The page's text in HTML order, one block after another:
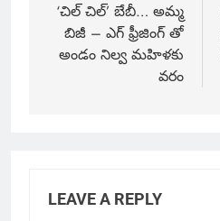
‘చిల్ చిల్’ బేబీ… అమ్మ
బిజీ – ఎగ్ ఫ్రీజింగ్ తో
అండం నిల్వ మహిళకు
వరం
LEAVE A REPLY